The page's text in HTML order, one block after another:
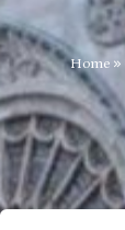
Home »